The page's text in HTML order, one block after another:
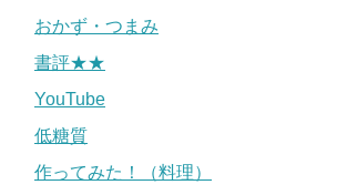
おかず・つまみ
書評★★
YouTube
低糖質
作ってみた！（料理）